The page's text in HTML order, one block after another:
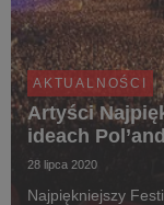
AKTUALNOŚCI
Artyści
ideach
28 lipca 2020
Najpiękniejszy